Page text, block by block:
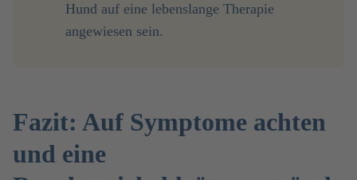
Hund auf eine lebenslange Therapie
angewiesen sein.
Fazit: Auf Symptome achten
und eine